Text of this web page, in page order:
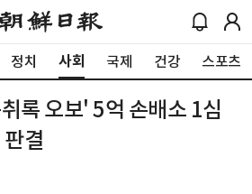
정치 사회 국제 건강 스포츠
록 오보' 5억 손배소 1심
결